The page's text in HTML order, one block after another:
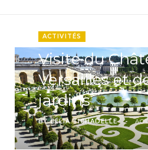
ACTIVITÉS
Visite du
Versailles et
jardins
BYCÉLIA TICHADELLE